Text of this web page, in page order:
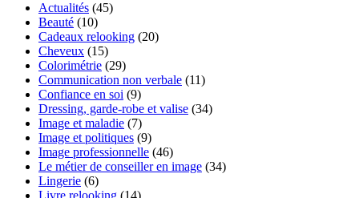
Actualités (45)
Beauté (10)
Cadeaux relooking (20)
Cheveux (15)
Colorimétrie (29)
Communication non verbale (11)
Confiance en soi (9)
Dressing, garde-robe et valise (34)
Image et maladie (7)
Image et politiques (9)
Image professionnelle (46)
Le métier de conseiller en image (34)
Lingerie (6)